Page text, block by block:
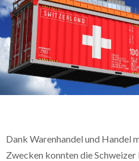
Dank Warenhandel und Handel
Zwecken konnten die